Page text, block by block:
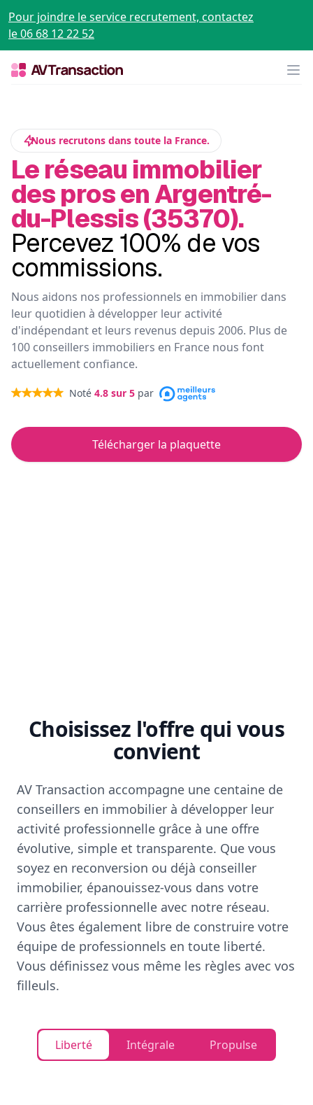
Pour joindre le service recrutement, contactez
le 06 68 12 22 52
Nous recrutons dans toute la France.
Le réseau immobilier
des pros en Argentré-
du-Plessis (35370).
Percevez 100% de vos
commissions.
Nous aidons nos professionnels en immobilier dans
leur quotidien à développer leur activité
d'indépendant et leurs revenus depuis 2006. Plus de
100 conseillers immobiliers en France nous font
actuellement confiance.
Noté 4.8 sur 5 par
Télécharger la plaquette
Choisissez l'offre qui vous
convient
AV Transaction accompagne une centaine de
conseillers en immobilier à développer leur
activité professionnelle grâce à une offre
évolutive, simple et transparente. Que vous
soyez en reconversion ou déjà conseiller
immobilier, épanouissez-vous dans votre
carrière professionnelle avec notre réseau.
Vous êtes également libre de construire votre
équipe de professionnels en toute liberté.
Vous définissez vous même les règles avec vos
filleuls.
Liberté Intégrale Propulse